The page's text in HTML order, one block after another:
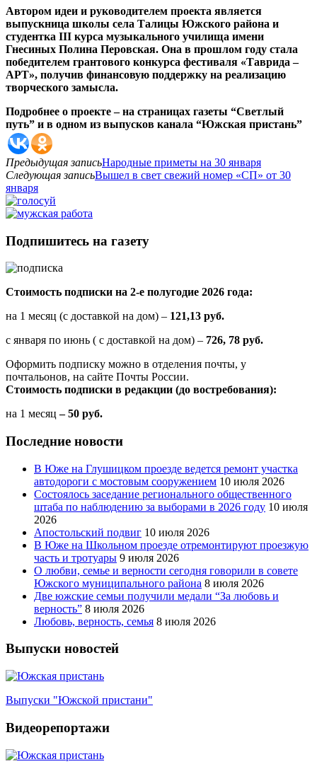
Автором идеи и руководителем проекта является
выпускница школы села Талицы Южского района и
студентка III курса музыкального училища имени
Гнесиных Полина Перовская. Она в прошлом году стала
победителем грантового конкурса фестиваля «Таврида –
АРТ», получив финансовую поддержку на реализацию
творческого замысла.
Подробнее о проекте – на страницах газеты “Светлый
путь” и в одном из выпусков канала “Южская пристань”
Предыдущая записьНародные приметы на 30 января
Следующая записьВышел в свет свежий номер «СП» от 30
января
Подпишитесь на газету
Стоимость подписки на 2-е полугодие 2026 года:
на 1 месяц (с доставкой на дом) – 121,13 руб.
с января по июнь ( с доставкой на дом) – 726, 78 руб.
Оформить подписку можно в отделения почты, у
почтальонов, на сайте Почты России.
Стоимость подписки в редакции (до востребования):
на 1 месяц – 50 руб.
Последние новости
В Юже на Глушицком проезде ведется ремонт участка
автодороги с мостовым сооружением 10 июля 2026
Состоялось заседание регионального общественного
штаба по наблюдению за выборами в 2026 году 10 июля
2026
Апостольский подвиг 10 июля 2026
В Юже на Школьном проезде отремонтируют проезжую
часть и тротуары 9 июля 2026
О любви, семье и верности сегодня говорили в совете
Южского муниципального района 8 июля 2026
Две южские семьи получили медали “За любовь и
верность” 8 июля 2026
Любовь, верность, семья 8 июля 2026
Выпуски новостей
Выпуски "Южской пристани"
Видеорепортажи